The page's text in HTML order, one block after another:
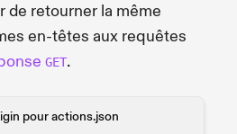
de retourner la même
en-têtes aux requêtes
GET.
pour actions.json